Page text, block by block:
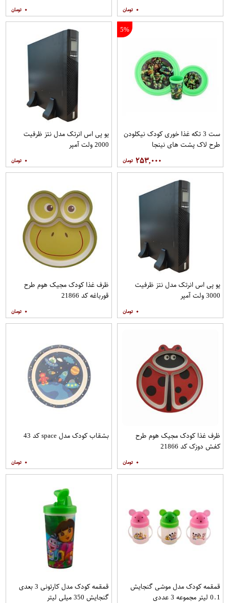
۰ ۰
5%
ست 3 تکه غذا خوری کودک نیکلودن
طرح لاک پشت های نینجا
۲۵۳,۰۰۰
یو پی اس انرتک مدل نتز ظرفیت
2000 ولت آمپر
۰
یو پی اس انرتک مدل نتز ظرفیت
3000 ولت آمپر
۰
ظرف غذا کودک مجیک هوم طرح
قورباغه کد 21866
۰
ظرف غذا کودک مجیک هوم طرح
کفش دوزک کد 21866
۰
بشقاب کودک مدل space کد 43
۰
قمقمه کودک مدل موشی گنجایش
0.1 لیتر مجموعه 3 عددی
قمقمه کودک مدل کارتونی 3 بعدی
گنجایش 350 میلی لیتر